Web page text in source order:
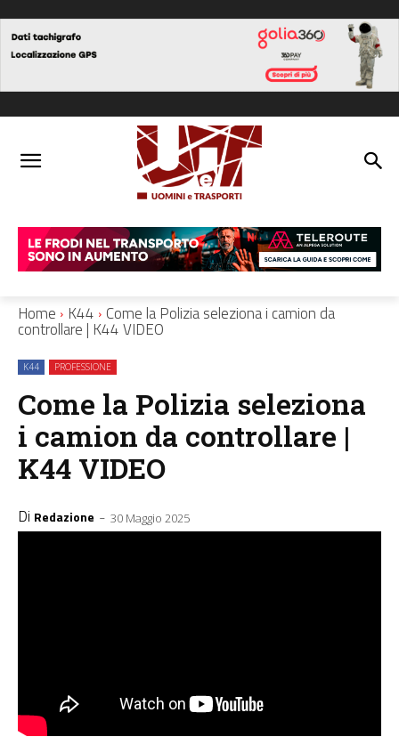
Home K44 Come la Polizia seleziona i camion da
controllare | K44 VIDEO
K44 PROFESSIONE
Come la Polizia seleziona
i camion da controllare |
K44 VIDEO
Di Redazione - 30 Maggio 2025